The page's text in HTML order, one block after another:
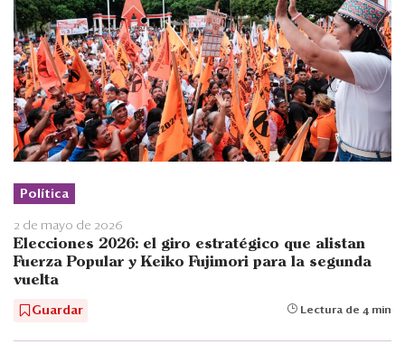
Política
2 de mayo de 2026
Elecciones 2026: el giro estratégico que alistan
Fuerza Popular y Keiko Fujimori para la segunda
vuelta
Guardar Lectura de 4 min